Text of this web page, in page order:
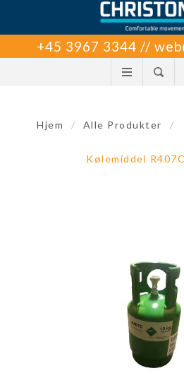
+45 3967 3344 //
Hjem / Alle Produkter /
Kølemiddel